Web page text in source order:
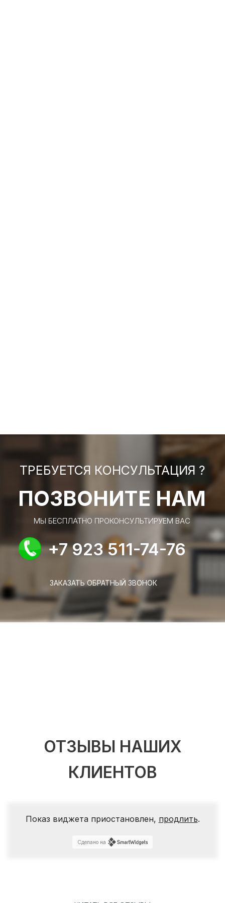
ТРЕБУЕТСЯ КОНСУЛЬТАЦИЯ ?
ПОЗВОНИТЕ НАМ
МЫ БЕСПЛАТНО ПРОКОНСУЛЬТИРУЕМ ВАС
+7 923 511-74-76
ЗАКАЗАТЬ ОБРАТНЫЙ ЗВОНОК
ОТЗЫВЫ НАШИХ
КЛИЕНТОВ
Показ виджета приостановлен, продлить.
Сделано на